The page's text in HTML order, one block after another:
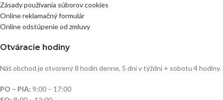
Zásady používania súborov cookies
Online reklamačný formulár
Online odstúpenie od zmluvy
Otváracie hodiny
Náš obchod je otvorený 8 hodín denne, 5 dní v týždni + sobotu 4 hodiny.
PO – PIA: 9:00 – 17:00